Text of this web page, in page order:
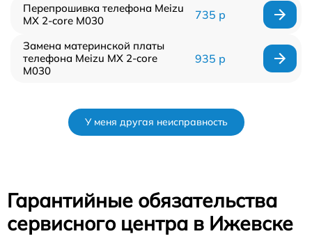
Перепрошивка телефона Meizu
MX 2-core M030
735 р
Замена материнской платы
телефона Meizu MX 2-core
M030
935 р
У меня другая неисправность
Гарантийные обязательства
сервисного центра в Ижевске